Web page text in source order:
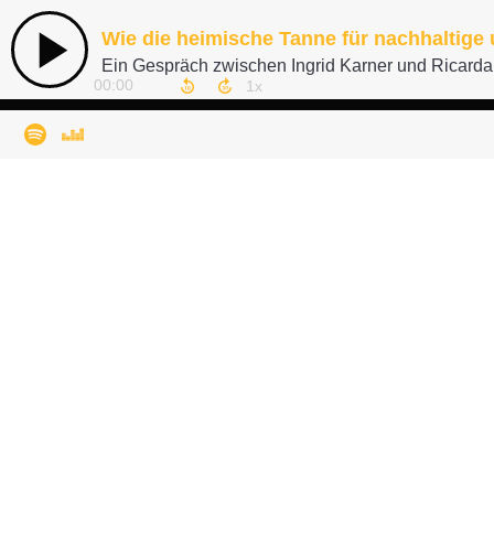
Wie die heimische Tanne für
Ein Gespräch zwischen Ingrid Karner und
00:00